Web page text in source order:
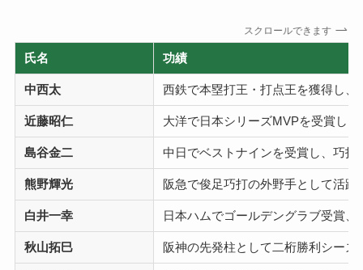
スクロールできます
氏名 功績
中西太 西鉄で本塁打王・打点王を獲得し
近藤昭仁 大洋で日本シリーズMVPを受賞し
島谷金二 中日でベストナインを受賞し、巧
熊野輝光 阪急で俊足巧打の外野手として活躍
白井一幸 日本ハムでゴールデングラブ受賞
秋山拓巳 阪神の先発柱として二桁勝利シー